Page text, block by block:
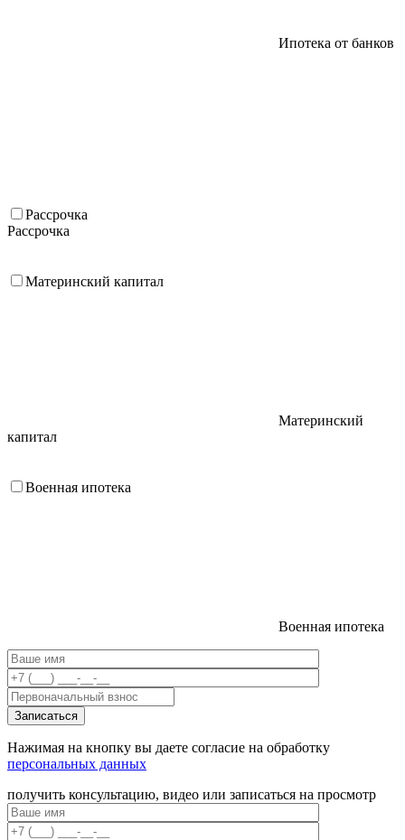
Ипотека от банков
Рассрочка
Рассрочка
Материнский капитал
Материнский
капитал
Военная ипотека
Военная ипотека
Нажимая на кнопку вы даете согласие на обработку
персональных данных
получить консультацию, видео или записаться на просмотр